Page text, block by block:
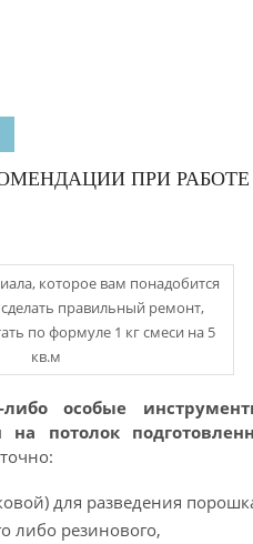
ПРИ РАБОТЕ
которое вам понадобится
правильный ремонт,
по формуле 1 кг смеси на 5
кв.м
либо особые
на потолок
для разведения
либо резинового,